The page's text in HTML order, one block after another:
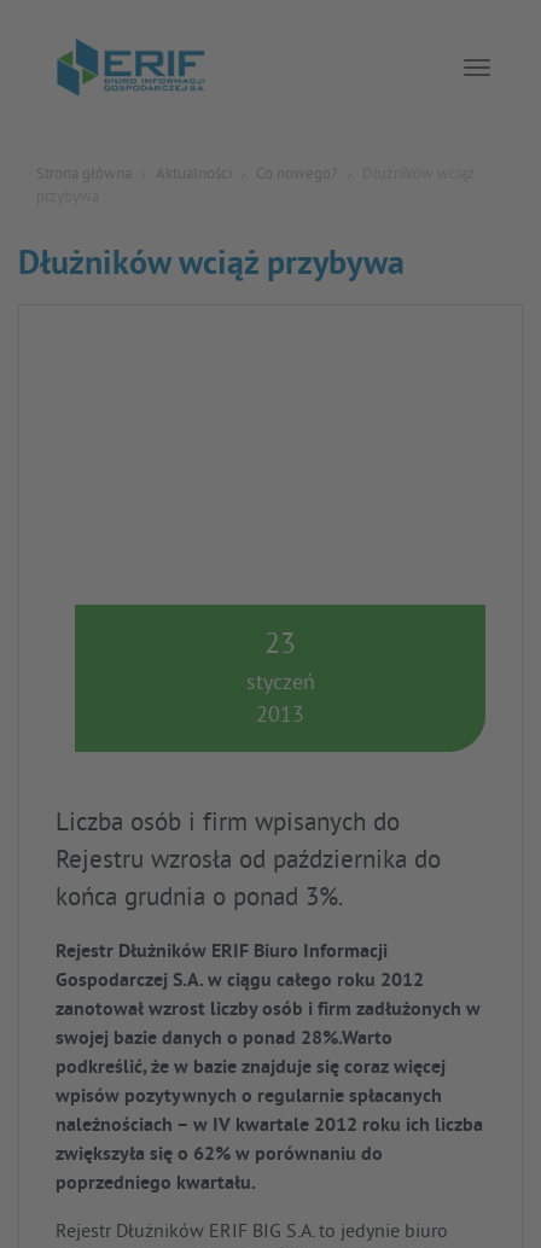
Strona główna Aktualności Co nowego?
Dłużników wciąż przybywa
23
styczeń
2013
Liczba osób i firm wpisanych do
Rejestru wzrosła od października do
końca grudnia o ponad 3%.
Rejestr Dłużników ERIF Biuro Informacji
Gospodarczej S.A. w ciągu całego roku 2012
zanotował wzrost liczby osób i firm zadłużonych w
swojej bazie danych o ponad 28%.Warto
podkreślić, że w bazie znajduje się coraz więcej
wpisów pozytywnych o regularnie spłacanych
należnościach – w IV kwartale 2012 roku ich liczba
zwiększyła się o 62% w porównaniu do
poprzedniego kwartału.
Rejestr Dłużników ERIF BIG S.A. to jedynie biuro